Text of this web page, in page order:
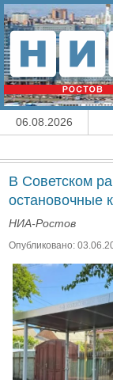
06.08.2026
В Советском
остановочные
НИА-Ростов
Опубликовано: